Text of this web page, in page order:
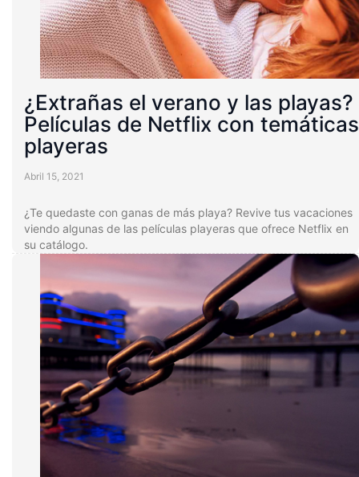
¿Extrañas el verano y las playas?
Películas de Netflix con temáticas
playeras
Abril 15, 2021
¿Te quedaste con ganas de más playa? Revive tus vacaciones
viendo algunas de las películas playeras que ofrece Netflix en
su catálogo.